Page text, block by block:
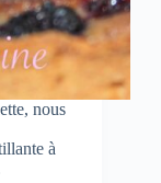
nous
à